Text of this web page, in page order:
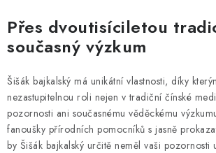
v
l
á
d
a
c
í
Přes dvoutisíciletou
současný výzkum
Šišák bajkalský má unikátní vlastnosti, díky
nezastupitelnou roli nejen v tradiční čínské
pozornosti ani současnému věděckému
fanoušky přírodních pomocníků s jasně
by Šišák bajkalský určitě neměl vaši pozornosti